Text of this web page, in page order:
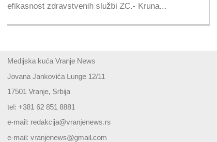
efikasnost zdravstvenih službi ZC.- Kruna...
Medijska kuća Vranje News
Jovana Jankovića Lunge 12/11
17501 Vranje, Srbija
tel: +381 62 851 8881
e-mail: redakcija@vranjenews.rs
e-mail: vranjenews@gmail.com